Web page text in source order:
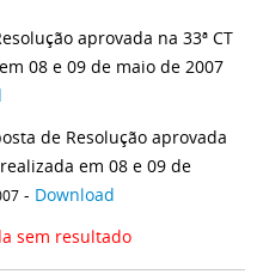
aprovada na 33ª CT
08 e 09 de maio de 2007
de Resolução aprovada
em 08 e 09 de
- Download
sem resultado